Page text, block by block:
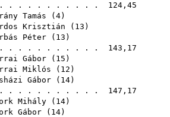
. . . . . . . . . . 124,45
Tamás ( 4)
Krisztián ( 13 )
Péter ( 13 )
. . . . . . . . . . 143,17
Gábor ( 15 )
Miklós ( 12 )
Gábor ( 14)
. . . . . . . . . . . . 147,17
Mihály ( 14)
Gábor ( 14)